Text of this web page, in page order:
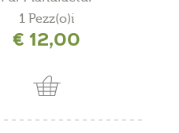
1 Pezz(o)i
€ 12,00